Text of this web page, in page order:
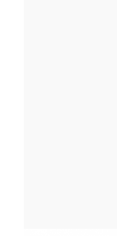
INAUGURATION
Ce 15 décembre, les
inaugurés sous le signe